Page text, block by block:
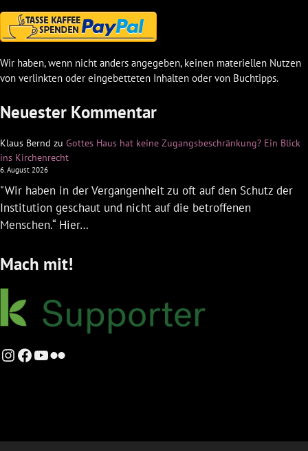
Wir haben, wenn nicht anders angegeben, keinen materiellen Nutzen
von verlinkten oder eingebetteten Inhalten oder von Buchtipps.
Neuester Kommentar
Klaus Bernd zu Gottes Haus hat keine Zugangsbeschränkung? Ein Blick
ins Kirchenrecht
6. August 2026
"Wir haben in der Vergangenheit zu oft auf den Schutz der
Institution geschaut und nicht auf die betroffenen
Menschen.“ Hier…
Mach mit!
Instagram
Facebook
YouTube
Flickr